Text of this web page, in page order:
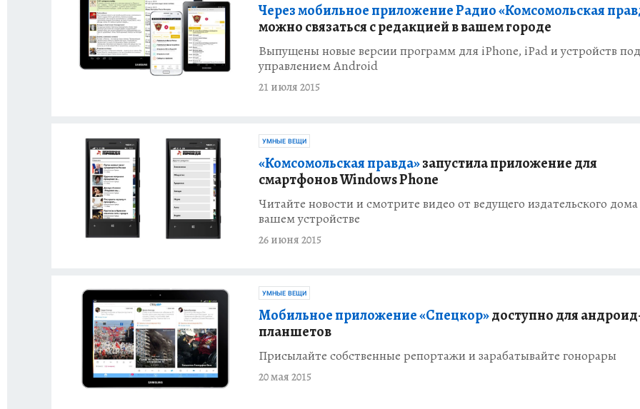
Через мобильное приложение Радио «Комсомольская
можно связаться с редакцией в вашем городе
Выпущены новые версии программ для iPhone, iPad и устройств под
управлением Android
21 июля 2015
УМНЫЕ ВЕЩИ
«Комсомольская правда»запустила приложение для
смартфонов Windows Phone
Читайте новости и смотрите видео от ведущего издательского
вашем устройстве
26 июня 2015
УМНЫЕ ВЕЩИ
Мобильное приложение «Спецкор»доступно для
планшетов
Присылайте собственные репортажи и зарабатывайте гонорары
20 мая 2015